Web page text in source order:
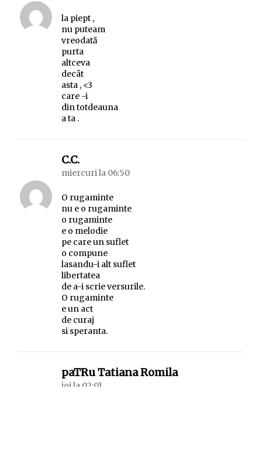
la piept ,
nu puteam
vreodată
purta
altceva
decât
asta , <3
care -i
din totdeauna
a ta .
C.C.spune:
miercuri la 06:50
O rugaminte
nu e o rugaminte
o rugaminte
e o melodie
pe care un suflet
o compune
lasandu-i alt suflet
libertatea
de a-i scrie versurile.
O rugaminte
e un act
de curaj
si speranta.
paTRu Tatiana Romilaspune:
joi la 02:01